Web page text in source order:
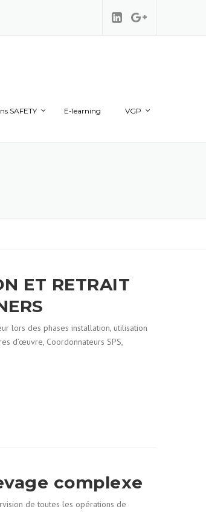
SAFETY E-learning VGP
ET RETRAIT
lors des phases installation, utilisation
d’œuvre, Coordonnateurs SPS,
complexe
de toutes les opérations de